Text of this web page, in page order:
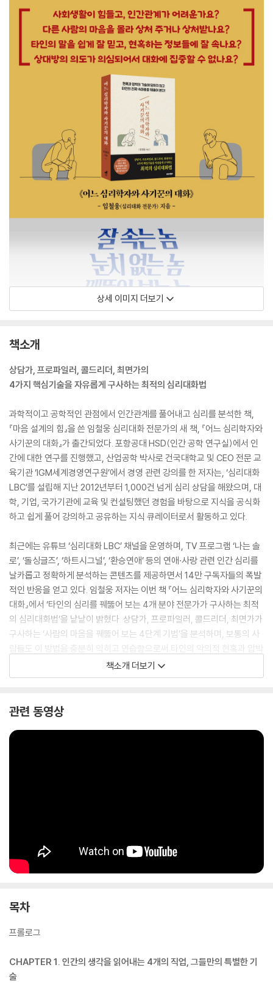
상세 이미지 더보기
책소개
상담가, 프로파일러, 콜드리더, 최면가의
4가지 핵심기술을 자유롭게 구사하는 최적의 심리대화법
과학적이고 공학적인 관점에서 인간관계를 풀어내고 심리를 분석한 책,
『마음 설계의 힘』을 쓴 임철웅 심리대화 전문가의 새 책, 『어느 심리학자와
사기꾼의 대화』가 출간되었다. 포항공대 HSD(인간 공학 연구실)에서 인
간에 대한 연구를 진행했고, 산업공학 박사로 건국대학교 및 CEO 전문 교
육기관 ‘IGM세계경영연구원’에서 경영 관련 강의를 한 저자는, ‘심리대화
LBC’를 설립해 지난 2012년부터 1,000건 넘게 심리 상담을 해왔으며, 대
학, 기업, 국가기관에 교육 및 컨설팅했던 경험을 바탕으로 지식을 공식화
하고 쉽게 풀어 강의하고 공유하는 지식 큐레이터로서 활동하고 있다.
최근에는 유튜브 ‘심리대화 LBC’ 채널을 운영하며, TV 프로그램 ‘나는 솔
로’, ‘돌싱글즈’, ‘하트시그널’, ‘환승연애’ 등의 연애·사랑 관련 인간 심리를
날카롭고 정확하게 분석하는 콘텐츠를 제공하면서 14만 구독자들의 폭발
적인 반응을 얻고 있다. 임철웅 저자는 이번 책 『어느 심리학자와 사기꾼의
대화』에서 ‘타인의 심리를 꿰뚫어 보는 4개 분야 전문가가 구사하는 최적
의 심리대화법’을 낱낱이 밝혔다. 상담가, 프로파일러, 콜드리더, 최면가가
구사하는 ‘사람의 마음을 꿰뚫어 보는 4단계 기법’을 분석하며, 보통의 사
람들도 이 방법을 충분히 익히고 연습함으로써 타인의 악의적 현혹과 압박
을 쉽게 간파해 피할 수 있고, 오히려 인간관계와 사회생활에 긍정적으로
활용할 수 있다고 말한다.
이 책에는 4개 분야 전문가들이 현장에서 활용하고 있는 심리대화 사례가
가능한 대화 예시까지 실려 있어 독자들로 하여금 자신의 상황에 맞게 적
책소개 더보기
관련 동영상
목차
프롤로그
CHAPTER 1. 인간의 생각을 읽어내는 4개의 직업, 그들만의 특별한 기
술